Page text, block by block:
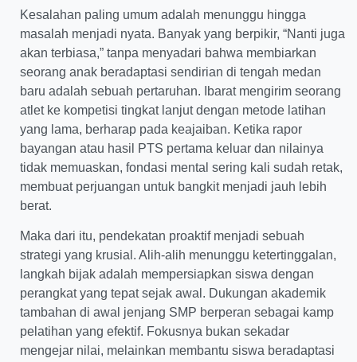
Kesalahan paling umum adalah menunggu hingga
masalah menjadi nyata. Banyak yang berpikir, “Nanti juga
akan terbiasa,” tanpa menyadari bahwa membiarkan
seorang anak beradaptasi sendirian di tengah medan
baru adalah sebuah pertaruhan. Ibarat mengirim seorang
atlet ke kompetisi tingkat lanjut dengan metode latihan
yang lama, berharap pada keajaiban. Ketika rapor
bayangan atau hasil PTS pertama keluar dan nilainya
tidak memuaskan, fondasi mental sering kali sudah retak,
membuat perjuangan untuk bangkit menjadi jauh lebih
berat.
Maka dari itu, pendekatan proaktif menjadi sebuah
strategi yang krusial. Alih-alih menunggu ketertinggalan,
langkah bijak adalah mempersiapkan siswa dengan
perangkat yang tepat sejak awal. Dukungan akademik
tambahan di awal jenjang SMP berperan sebagai kamp
pelatihan yang efektif. Fokusnya bukan sekadar
mengejar nilai, melainkan membantu siswa beradaptasi